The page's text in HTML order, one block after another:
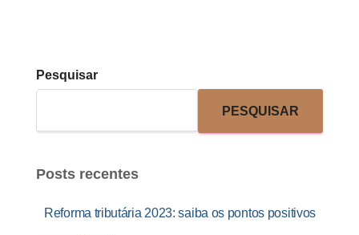
Pesquisar
PESQUISAR
Posts recentes
Reforma tributária 2023: saiba os pontos positivos